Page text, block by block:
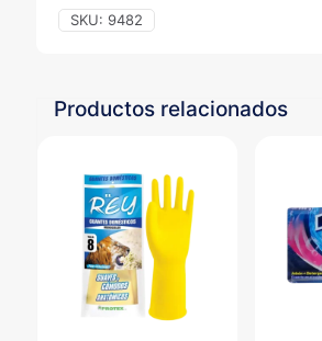
SKU: 9482
Productos relacionados